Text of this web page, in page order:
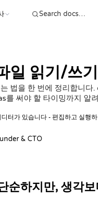
일 읽기/쓰
법을 한 번에 정리합니
를 써야 할 타이밍까지 알
터가 있습니다 - 편집하고 실행
& CTO
순하지만, 생각